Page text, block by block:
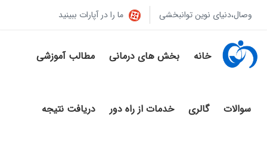
وصال،دنیای نوین توانبخشی ما را در آپارات ببینید
خانه بخش های درمانی مطالب آموزشی
سوالات گالری خدمات از راه دور دریافت نتیجه